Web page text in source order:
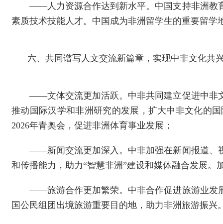
——人力资源合作达到新水平。中国支持非洲教
素质技术技能人才。中国成为非洲留学生的重要留学
六、共同谱写人文交流新篇章，实现中非文化共
——文体交流更加活跃。中非共同建立促进中非
推动国际汉学和非洲研究的发展，扩大中非文化的
2026年青奥会，促进非洲体育事业发展；
——新闻交流更加深入。中非加强在新闻报道、
和传播能力，助力“智慧非洲”建设和媒体融合发展
——旅游合作更加繁荣。中非合作促进旅游业发
国公民组团出境旅游重要目的地，助力非洲旅游振兴